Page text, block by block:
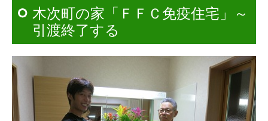
木次町の家「ＦＦＣ免疫住宅」～
引渡終了する